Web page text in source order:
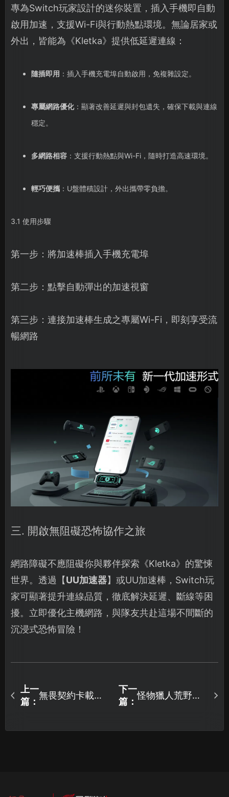
專為Switch玩家設計的迷你裝置，插入手機即自動
啟用加速，支援Wi-Fi與行動熱點環境。無論居家或
外出，皆能為《Kletka》提供低延遲連線：
隨插即用 ：插入手機充電埠自動啟用，免複雜設定。
專屬網路優化：顯著改善延遲與封包遺失，確保下載與連線
穩定。
多網路相容：支援行動熱點與Wi-Fi，隨時打造高速環境。
輕巧便攜：U盤體積設計，外出攜帶零負擔。
3.1 使用步驟
第一步：將加速棒插入手機充電埠
第二步：點擊自動彈出的加速視窗
第三步：連接加速棒生成之專屬Wi-Fi，即刻享受流
暢網路
三. 開啟無阻礙恐怖協作之旅
網路障礙不應阻礙你與夥伴探索《Kletka》的驚悚
世界。透過【UU加速器】或UU加速棒，Switch玩
家可顯著提升連線品質，徹底解決延遲、斷線等困
擾。立即優化主機網路，與隊友共赴這場不間斷的
沉浸式恐怖冒險！
上一
篇：
無畏契約卡載入
下一
篇：
怪物獵人荒野最
與線上連線優化